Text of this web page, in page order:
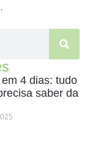
4 dias: tudo
saber da